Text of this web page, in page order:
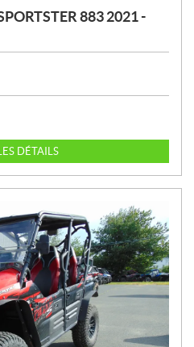
883 2021 -
DÉTAILS